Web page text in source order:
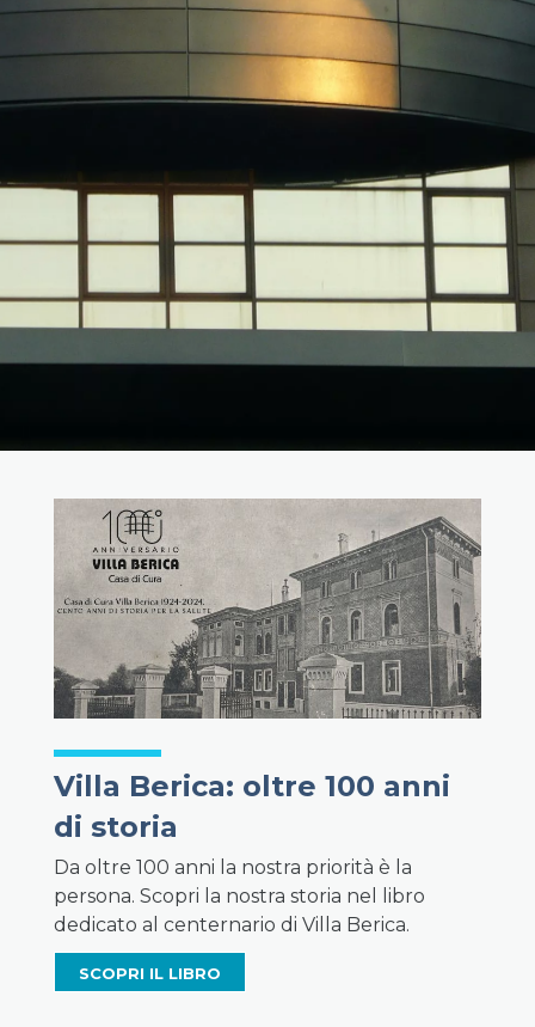
Villa Berica: oltre 100 anni
di storia
Da oltre 100 anni la nostra priorità è la
persona. Scopri la nostra storia nel libro
dedicato al centernario di Villa Berica.
SCOPRI IL LIBRO